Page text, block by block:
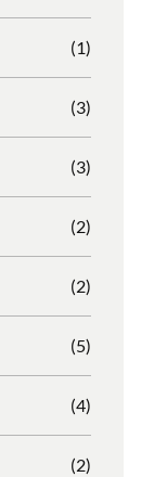
(1)
(3)
(3)
(2)
(2)
(5)
(4)
(2)